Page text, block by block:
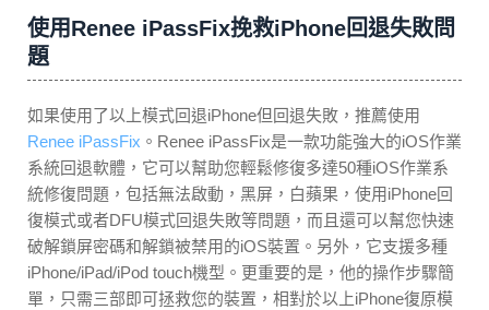
使用Renee iPassFix挽救iPhone回退失敗問
題
如果使用了以上模式回退iPhone但回退失敗，推薦使用
Renee iPassFix 。Renee iPassFix是一款功能強大的iOS作業
系統回退軟體，它可以幫助您輕鬆修復多達50種iOS作業系
統修復問題，包括無法啟動，黑屏，白蘋果，使用iPhone回
復模式或者DFU模式回退失敗等問題，而且還可以幫您快速
破解鎖屏密碼和解鎖被禁用的iOS裝置。另外，它支援多種
iPhone/iPad/iPod touch機型。更重要的是，他的操作步驟簡
單，只需三部即可拯救您的裝置，相對於以上iPhone復原模